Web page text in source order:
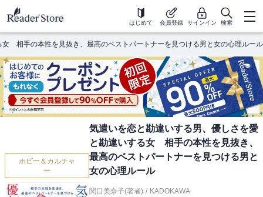
はじめて 会員登録 サインイン 検索
相手の本性を見抜き、最高のベストパートナーを見つける男と女の心理ルール
ホビー＆カルチャ
ー
気遣いを恋と勘違いする男、優しさを愛
と勘違いする女 相手の本性を見抜き、
最高のベストパートナーを見つける男と
女の心理ルール
関口美奈子(著者) / KADOKAWA